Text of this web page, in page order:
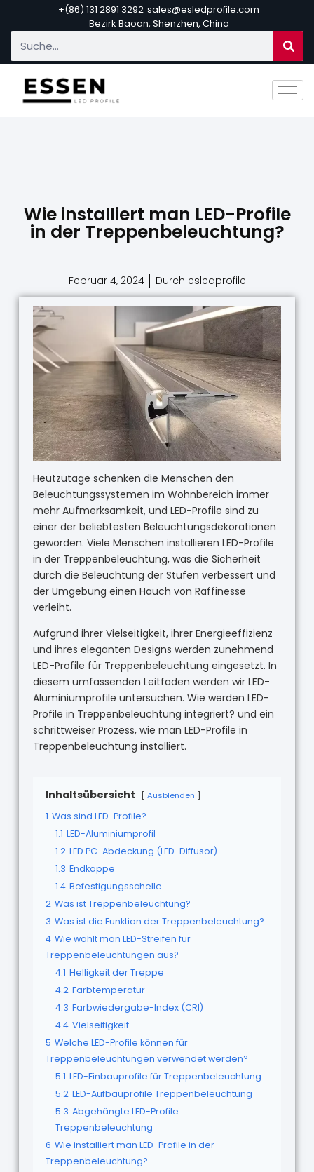
+(86) 131 2891 3292 sales@esledprofile.com
Bezirk Baoan, Shenzhen, China
Wie installiert man LED-Profile
in der Treppenbeleuchtung?
Februar 4, 2024 Durch esledprofile
Heutzutage schenken die Menschen den
Beleuchtungssystemen im Wohnbereich immer
mehr Aufmerksamkeit, und LED-Profile sind zu
einer der beliebtesten Beleuchtungsdekorationen
geworden. Viele Menschen installieren LED-Profile
in der Treppenbeleuchtung, was die Sicherheit
durch die Beleuchtung der Stufen verbessert und
der Umgebung einen Hauch von Raffinesse
verleiht.
Aufgrund ihrer Vielseitigkeit, ihrer Energieeffizienz
und ihres eleganten Designs werden zunehmend
LED-Profile für Treppenbeleuchtung eingesetzt. In
diesem umfassenden Leitfaden werden wir LED-
Aluminiumprofile untersuchen. Wie werden LED-
Profile in Treppenbeleuchtung integriert? und ein
schrittweiser Prozess, wie man LED-Profile in
Treppenbeleuchtung installiert.
Inhaltsübersicht Ausblenden
1 Was sind LED-Profile?
1.1 LED-Aluminiumprofil
1.2 LED PC-Abdeckung (LED-Diffusor)
1.3 Endkappe
1.4 Befestigungsschelle
2 Was ist Treppenbeleuchtung?
3 Was ist die Funktion der Treppenbeleuchtung?
4 Wie wählt man LED-Streifen für
Treppenbeleuchtungen aus?
4.1 Helligkeit der Treppe
4.2 Farbtemperatur
4.3 Farbwiedergabe-Index (CRI)
4.4 Vielseitigkeit
5 Welche LED-Profile können für
Treppenbeleuchtungen verwendet werden?
5.1 LED-Einbauprofile für Treppenbeleuchtung
5.2 LED-Aufbauprofile Treppenbeleuchtung
5.3 Abgehängte LED-Profile
Treppenbeleuchtung
6 Wie installiert man LED-Profile in der
Treppenbeleuchtung?